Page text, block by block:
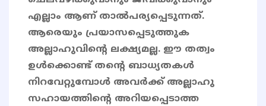
എല്ലാം ആണ് താൽപര്യപ്പെടുന്നത്.
ആരെയും പ്രയാസപ്പെടുത്തുക
അല്ലാഹുവിൻ്റെ ലക്ഷ്യമല്ല. ഈ തത്വം
ഉൾക്കൊണ്ട് തന്റെ ബാധ്യതകൾ
നിറവേറ്റുമ്പോൾ അവർക്ക് അല്ലാഹു
സഹായത്തിന്റെ അറിയപ്പെടാത്ത